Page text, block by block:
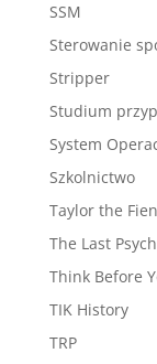
SSM
Sterowanie
Stripper
Studium
System
Szkolnictwo
Taylor the
The Last
Think Before
TIK History
TRP